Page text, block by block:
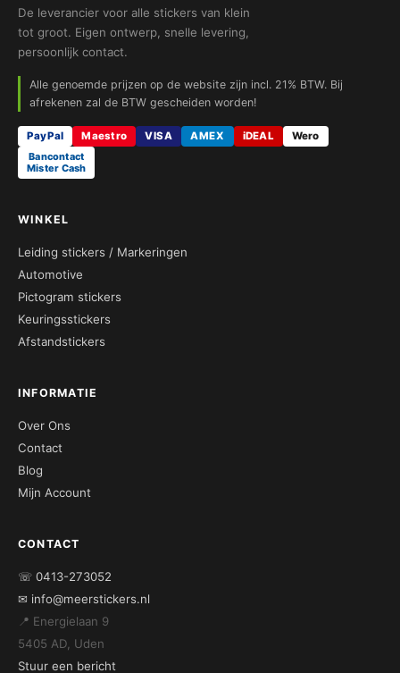
De leverancier voor alle stickers van klein
tot groot. Eigen ontwerp, snelle levering,
persoonlijk contact.
Alle genoemde prijzen op de website zijn incl. 21% BTW. Bij
afrekenen zal de BTW gescheiden worden!
PayPal Maestro VISA AMEX iDEAL
Wero
Bancontact
Mister Cash
WINKEL
Leiding stickers / Markeringen
Automotive
Pictogram stickers
Keuringsstickers
Afstandstickers
INFORMATIE
Over Ons
Contact
Blog
Mijn Account
CONTACT
☏ 0413-273052
✉ info@meerstickers.nl
📍 Energielaan 9
5405 AD, Uden
Stuur een bericht